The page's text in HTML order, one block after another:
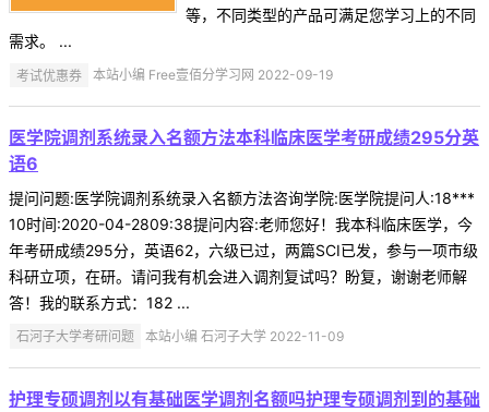
等，不同类型的产品可满足您学习上的不同
需求。 ...
考试优惠券 本站小编 Free壹佰分学习网 2022-09-19
医学院调剂系统录入名额方法本科临床医学考研成绩295分英
语6
提问问题:医学院调剂系统录入名额方法咨询学院:医学院提问人:18***
10时间:2020-04-2809:38提问内容:老师您好！我本科临床医学，今
年考研成绩295分，英语62，六级已过，两篇SCI已发，参与一项市级
科研立项，在研。请问我有机会进入调剂复试吗？盼复，谢谢老师解
答！我的联系方式：182 ...
石河子大学考研问题 本站小编 石河子大学 2022-11-09
护理专硕调剂以有基础医学调剂名额吗护理专硕调剂到的基础